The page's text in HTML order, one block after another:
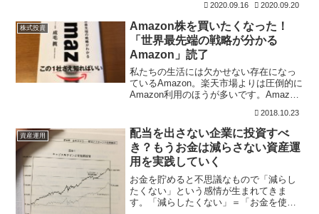
と考えています。資産を増やし、収入源
を作っていくことで、人生の選択肢が増
えていくものと考えます。さ
2020.09.16 2020.09.20
株式投資
Amazon株を買いたくなった！
「世界最先端の戦略が分かる
Amazon」読了
私たちの生活には欠かせない存在になっ
ているAmazon。楽天市場よりは圧倒的に
Amazon利用のほうが多いです。Amazon
かで、Amazonに投資してみようと思いつ
つ、株価の高さを躊躇していました。そ
ん
2018.10.23
資産運用
配当を出さない企業に投資すべ
き？もうお金は減らさない資産運
用を実践していく
お金を貯めると不思議なもので「減らし
たくない」という感情が生まれてきま
す。「減らしたくない」＝「お金を使わ